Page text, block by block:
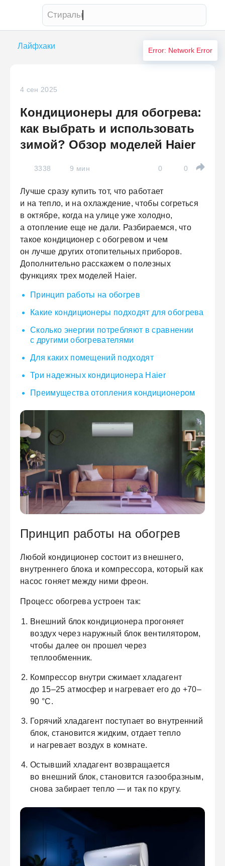
на товары
к выбору
ГОТОВЫЕРЕШЕНИЯ
Перейти к выбору
Стиральная машина
Лайфхаки
4 сен 2025
Кондиционеры для обогрева:
как выбрать и использовать
зимой? Обзор моделей Haier
3338 9 мин 0 0
Лучше сразу купить тот, что работает
и на тепло, и на охлаждение, чтобы согреться
в октябре, когда на улице уже холодно,
а отопление еще не дали. Разбираемся, что
такое кондиционер с обогревом и чем
он лучше других отопительных приборов.
Дополнительно расскажем о полезных
функциях трех моделей Haier.
Принцип работы на обогрев
Какие кондиционеры подходят для обогрева
Сколько энергии потребляют в сравнении
с другими обогревателями
Для каких помещений подходят
Три надежных кондиционера Haier
Преимущества отопления кондиционером
Принцип работы на обогрев
Любой кондиционер состоит из внешнего,
внутреннего блока и компрессора, который как
насос гоняет между ними фреон.
Процесс обогрева устроен так:
Внешний блок кондиционера прогоняет
воздух через наружный блок вентилятором,
чтобы далее он прошел через
теплообменник.
Компрессор внутри сжимает хладагент
до 15–25 атмосфер и нагревает его до +70–
90 °C.
Горячий хладагент поступает во внутренний
блок, становится жидким, отдает тепло
и нагревает воздух в комнате.
Остывший хладагент возвращается
во внешний блок, становится газообразным,
снова забирает тепло — и так по кругу.
Error: Network Error